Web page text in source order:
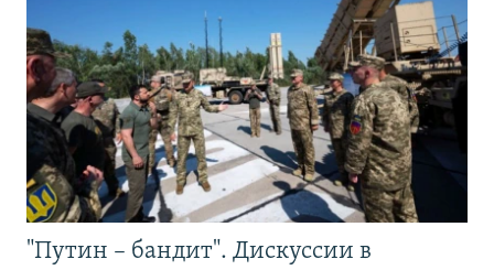
"Путин – бандит". Дискуссии в